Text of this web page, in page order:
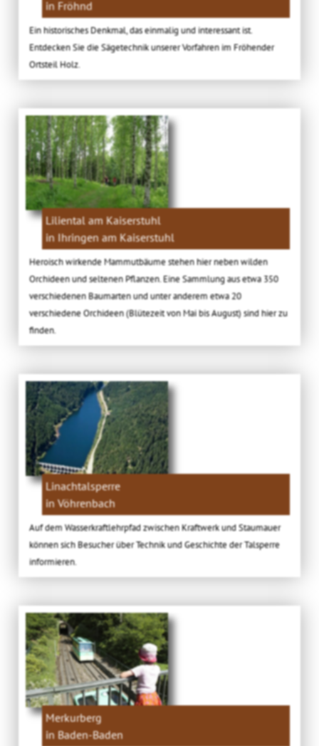
in Fröhnd
Ein historisches Denkmal, das einmalig und interessant ist.
Entdecken Sie die Sägetechnik unserer Vorfahren im Fröhender
Ortsteil Holz.
Liliental am Kaiserstuhl
in Ihringen am Kaiserstuhl
Heroisch wirkende Mammutbäume stehen hier neben wilden
Orchideen und seltenen Pflanzen. Eine Sammlung aus etwa 350
verschiedenen Baumarten und unter anderem etwa 20
verschiedene Orchideen (Blütezeit von Mai bis August) sind hier zu
finden.
Linachtalsperre
in Vöhrenbach
Auf dem Wasserkraftlehrpfad zwischen Kraftwerk und Staumauer
können sich Besucher über Technik und Geschichte der Talsperre
informieren.
Merkurberg
in Baden-Baden